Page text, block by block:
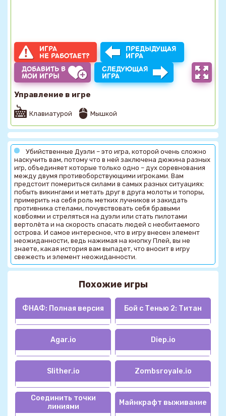
ИГРА
НЕ РАБОТАЕТ?
ПРЕДЫДУЩАЯ
ИГРА
ДОБАВИТЬ В
МОИ ИГРЫ
СЛЕДУЮЩАЯ
ИГРА
Управление в игре
Клавиатурой Мышкой
Убийственные Дуэли – это игра, которой очень сложно
наскучить вам, потому что в ней заключена дюжина разных
игр, объединяет которые только одно – дух соревнования
между двумя противоборствующими игроками. Вам
предстоит помериться силами в самых разных ситуациях:
побыть викингами и метать друг в друга молоты и топоры,
примерить на себя роль метких лучников и закидать
противника стелами, почувствовать себя бравыми
ковбоями и стреляться на дуэли или стать пилотами
вертолёта и на скорость спасать людей с необитаемого
острова. И самое интересное, что в игру внесен элемент
неожиданности, ведь нажимая на кнопку Плей, вы не
знаете, какая история вам выпадет, что вносит в игру
свежесть и элемент неожиданности.
Похожие игры
ФНАФ: Полная версия Бой с Тенью 2: Титан
Agar.io Diep.io
Slither.io Zombsroyale.io
Соединить точки
линиями
Майнкрафт выживание